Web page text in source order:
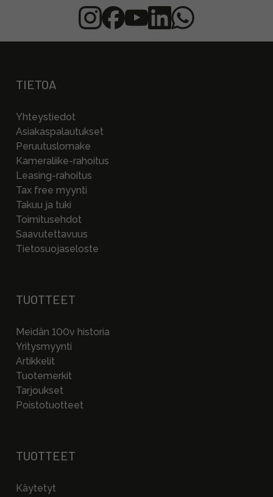
TIETOA
Yhteystiedot
Asiakaspalautukset
Peruutuslomake
Kameraliike-rahoitus
Leasing-rahoitus
Tax free myynti
Takuu ja tuki
Toimitusehdot
Saavutettavuus
Tietosuojaseloste
TUOTTEET
Meidän 100v historia
Yritysmyynti
Artikkelit
Tuotemerkit
Tarjoukset
Poistotuotteet
TUOTTEET
Käytetyt